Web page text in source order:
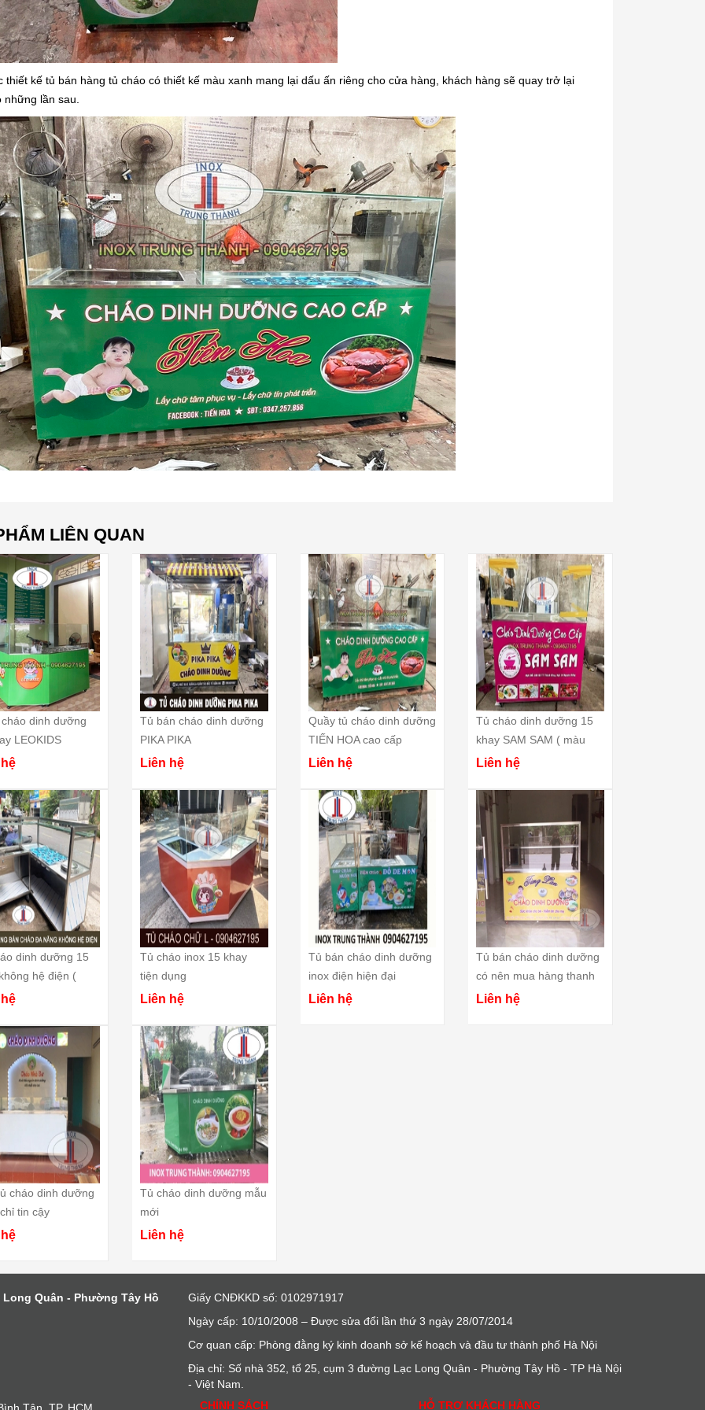
giản trong cách chế
nay mình xin chia sẻ
phở đơn giản này và
bếp làm ngay với mình
[Xem thêm...]
nóng hổi vừa thổi vừa ăn do chính
tay bạn tự làm đãi cả nhà thì còn
gì bằng? Vậy bạn đã biết cách làm
phở gà chưa? Cùng tham khảo
mỗi tô phở ấy là một hương vị đặc
trưng...
[Xem thêm...]
[Xem thêm...]
thiết kế tủ bán hàng tủ cháo có thiết kế màu xanh mang lại dấu ấn riêng cho cửa hàng, khách hàng sẽ quay trở lại
những lần sau.
LIÊN QUAN
dinh dưỡng
LEOKIDS
Tủ bán cháo dinh dưỡng
PIKA PIKA
Liên hệ
Quầy tủ cháo dinh dưỡng
TIẾN HOA cao cấp
Liên hệ
Tủ cháo dinh dưỡng 15
khay SAM SAM ( màu
hồng nổi bật )
Liên hệ
dinh dưỡng 15
hệ điện (
)
Tủ cháo inox 15 khay
tiện dụng
Liên hệ
Tủ bán cháo dinh dưỡng
inox điện hiện đại
Liên hệ
Tủ bán cháo dinh dưỡng
có nên mua hàng thanh
lýLiên hệ
cháo dinh dưỡng
tin cậy
Tủ cháo dinh dưỡng mẫu
mới
Liên hệ
Quân - Phường Tây Hồ
Giấy CNĐKKD số: 0102971917
Ngày cấp: 10/10/2008 – Được sửa đổi lần thứ 3 ngày 28/07/2014
Cơ quan cấp: Phòng đằng ký kinh doanh sở kế hoạch và đầu tư thành phố Hà Nội
Địa chỉ: Số nhà 352, tổ 25, cụm 3 đường Lạc Long Quân - Phường Tây Hồ - TP Hà Nội
- Việt Nam.
CHÍNH SÁCH
HỖ TRỢ KHÁCH HÀNG